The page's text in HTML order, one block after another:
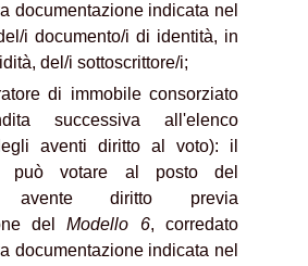
documentazione indicata nel
i documento/i di identità, in
del/i sottoscrittore/i;
di immobile consorziato
successiva all'elenco
aventi diritto al voto): il
può votare al posto del
avente diritto previa
delModello 6, corredato
documentazione indicata nel